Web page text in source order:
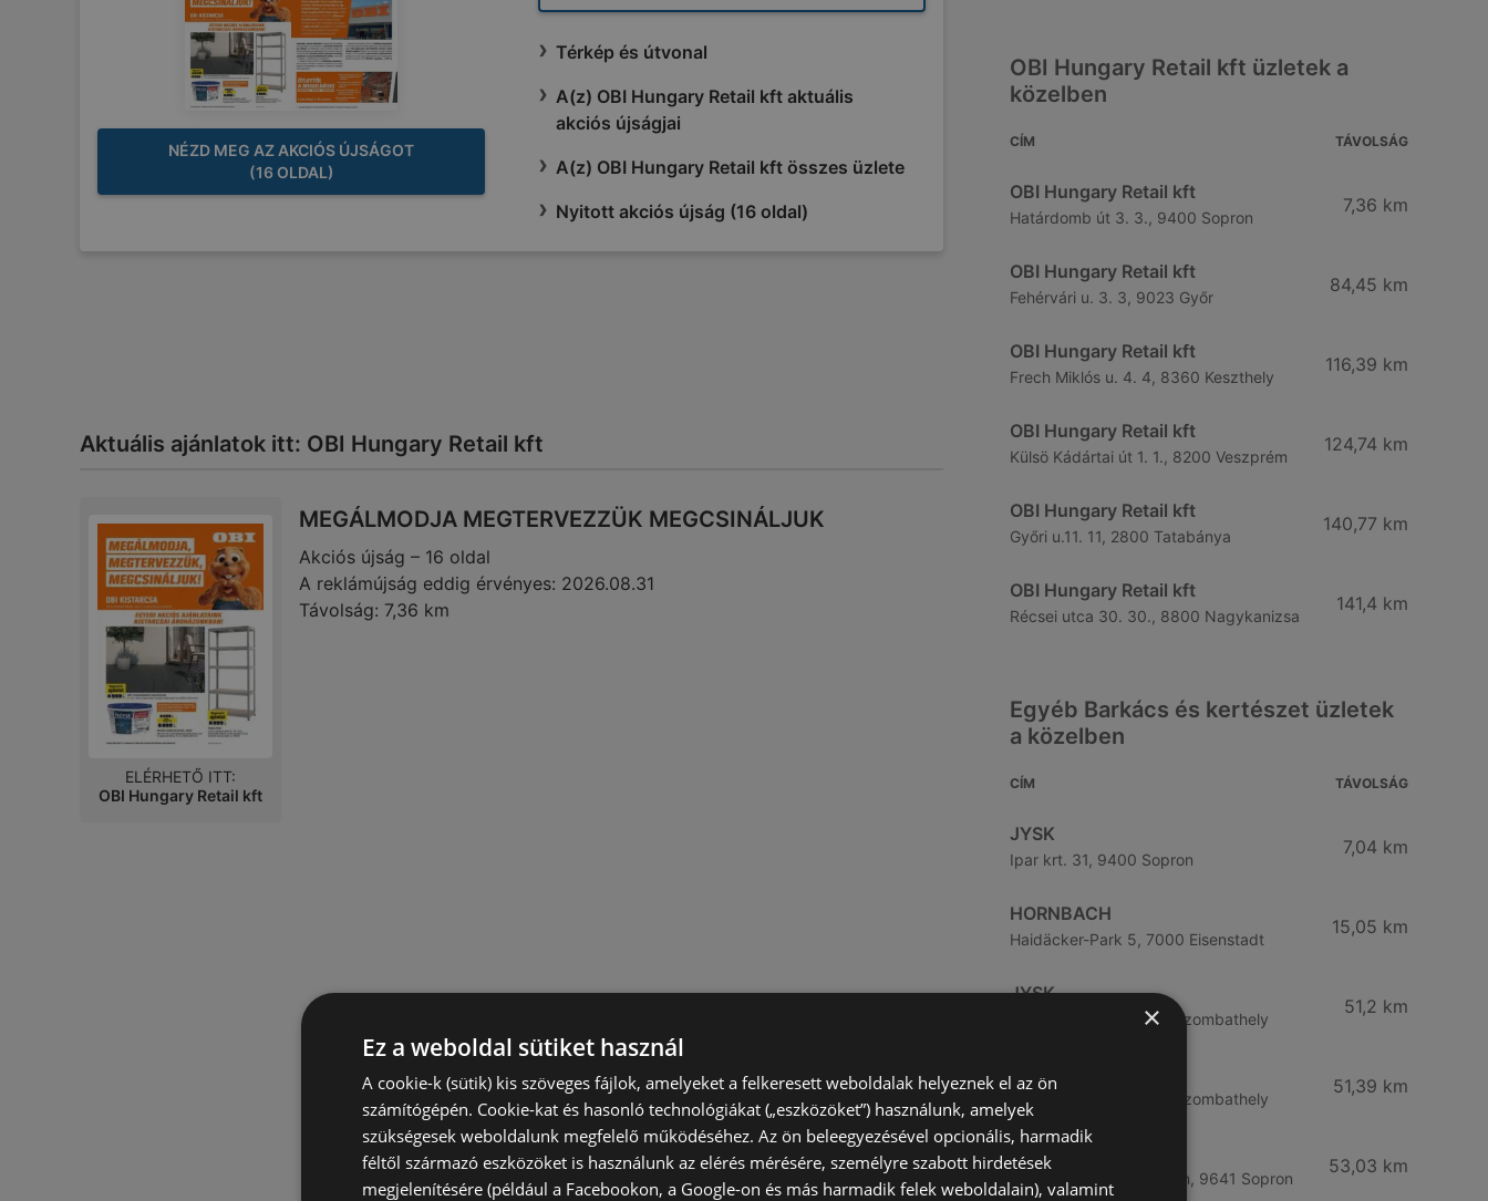
NÉZD MEG AZ AKCIÓS ÚJSÁGOT
(16 OLDAL)
Térkép és útvonal
A(z) OBI Hungary Retail kft aktuális
akciós újságjai
A(z) OBI Hungary Retail kft összes üzlete
Nyitott akciós újság (16 oldal)
Aktuális ajánlatok itt: OBI Hungary Retail kft
MEGÁLMODJA MEGTERVEZZÜK MEGCSINÁLJUK
Akciós újság – 16 oldal
A reklámújság eddig érvényes: 2026.08.31
Távolság: 7,36 km
ELÉRHETŐ ITT:
OBI Hungary Retail kft
OBI Hungary Retail kft üzletek a
közelben
CÍM TÁVOLSÁG
OBI Hungary Retail kft
Határdomb út 3. 3., 9400 Sopron
7,36 km
OBI Hungary Retail kft
Fehérvári u. 3. 3, 9023 Győr
84,45 km
OBI Hungary Retail kft
Frech Miklós u. 4. 4, 8360 Keszthely
116,39 km
OBI Hungary Retail kft
Külsö Kádártai út 1. 1., 8200 Veszprém
124,74 km
OBI Hungary Retail kft
Győri u.11. 11, 2800 Tatabánya
140,77 km
OBI Hungary Retail kft
Récsei utca 30. 30., 8800 Nagykanizsa
141,4 km
Egyéb Barkács és kertészet üzletek
a közelben
CÍM TÁVOLSÁG
JYSK
Ipar krt. 31, 9400 Sopron
7,04 km
HORNBACH
Haidäcker-Park 5, 7000 Eisenstadt
15,05 km
JYSK
Varasd u. 16 16, 9700 Szombathely
51,2 km
Praktiker
Rozsnyó út 1. 1., 9700 Szombathely
51,39 km
JYSK
Ipar krt. 31 9400 Sopron, 9641 Sopron
53,03 km
×
Ez a weboldal sütiket használ
A cookie-k (sütik) kis szöveges fájlok, amelyeket a felkeresett weboldalak helyeznek el az ön
számítógépén. Cookie-kat és hasonló technológiákat („eszközöket”) használunk, amelyek
szükségesek weboldalunk megfelelő működéséhez. Az ön beleegyezésével opcionális, harmadik
féltől származó eszközöket is használunk az elérés mérésére, személyre szabott hirdetések
megjelenítésére (például a Facebookon, a Google-on és más harmadik felek weboldalain), valamint